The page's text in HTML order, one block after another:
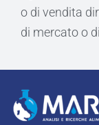
o di vendita
di mercato o